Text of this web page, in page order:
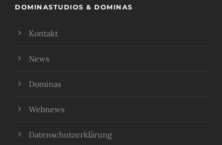
DOMINASTUDIOS & DOMINAS
Kontakt
News
Dominas
Webnews
Datenschutzerklärung